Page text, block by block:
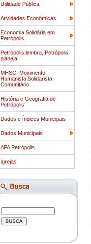
Utilidade Pública
Atividades Econômicas
Economia Solidária em
Petrópolis
Petrópolis lembra, Petrópolis
planeja!
MHSC: Movimento
Humanista Solidarista
Comunitário
História e Geografia de
Petrópolis
Dados e Índices Municipais
Dados Municipais
APA Petrópolis
Igrejas